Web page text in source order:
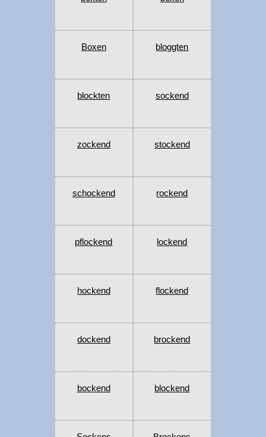
Boxen bloggten
blockten sockend
zockend stockend
schockend rockend
pflockend lockend
hockend flockend
dockend brockend
bockend blockend